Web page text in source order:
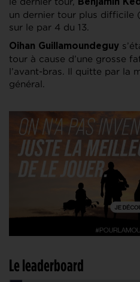
Benjamin
un dernier tour plus difficile
sur le par 4 du 13.
Oihan Guillamoundeguy
tour à cause d’une grosse
l’avant-bras. Il quitte par la
général.
Le leaderboard